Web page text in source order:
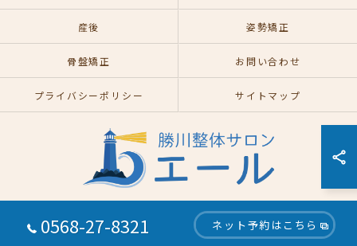
0568-27-8321 ネット予約はこちら
産後 姿勢矯正
骨盤矯正 お問い合わせ
プライバシーポリシー サイトマップ
© 2026 愛知県春日井の整体なら勝川整体サロン エール ALL RIGHTS RESERVED.